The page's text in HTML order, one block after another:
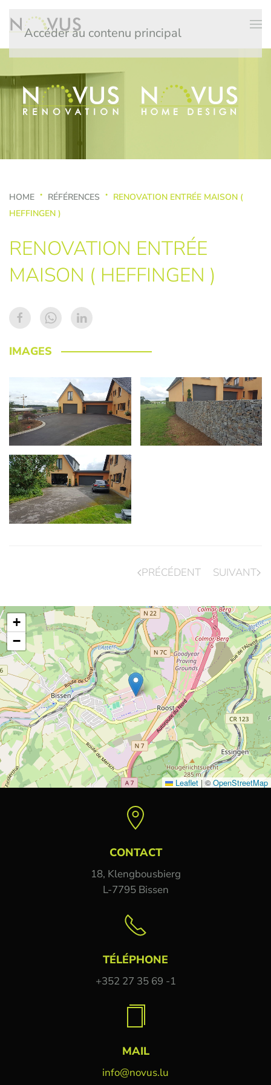
Accéder au contenu principal
HOME RÉFÉRENCES
RENOVATION ENTRÉE MAISON (
HEFFINGEN )
RENOVATION ENTRÉE
MAISON ( HEFFINGEN )
IMAGES
PRÉCÉDENT SUIVANT
+
−
Leaflet | ©OpenStreetMap
CONTACT
18, Klengbousbierg
L-7795 Bissen
TÉLÉPHONE
+352 27 35 69 -1
MAIL
info@novus.lu